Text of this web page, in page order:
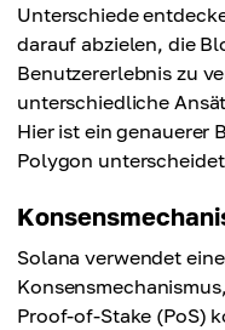
Unterschiede
darauf abzielen, die
Benutzererlebnis zu
unterschiedliche
Hier ist ein genauerer
Polygon
Solana verwendet
Proof-of-Stake (PoS)